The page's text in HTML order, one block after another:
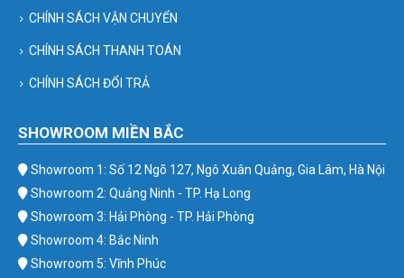
CHÍNH SÁCH VẬN CHUYỂN
CHÍNH SÁCH THANH TOÁN
CHÍNH SÁCH ĐỔI TRẢ
SHOWROOM MIỀN BẮC
Showroom 1: Số 12 Ngõ 127, Ngô Xuân Quảng, Gia Lâm, Hà Nội
Showroom 2: Quảng Ninh - TP. Hạ Long
Showroom 3: Hải Phòng - TP. Hải Phòng
Showroom 4: Bắc Ninh
Showroom 5: Vĩnh Phúc